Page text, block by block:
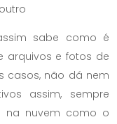
sabe como é
arquivos e fotos de
casos, não dá nem
assim, sempre
na nuvem como o